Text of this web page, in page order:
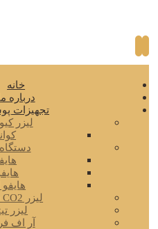
خانه
درباره
تجهیزات
لیزر
هایفو 22
هایفو
لیزر CO2 فرکشنال
لیزر
آر اف